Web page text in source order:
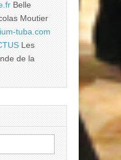
Belle
Moutier
tuba.com
Les
de la